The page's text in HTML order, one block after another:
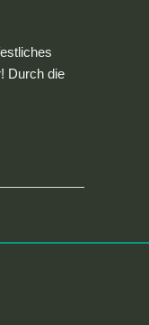
Durch die